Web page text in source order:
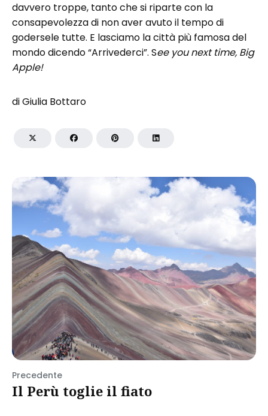
davvero troppe, tanto che si riparte con la
consapevolezza di non aver avuto il tempo di
godersele tutte. E lasciamo la città più famosa del
mondo dicendo “Arrivederci”. See you next time, Big
Apple!
di Giulia Bottaro
Precedente
Il Perù toglie il fiato